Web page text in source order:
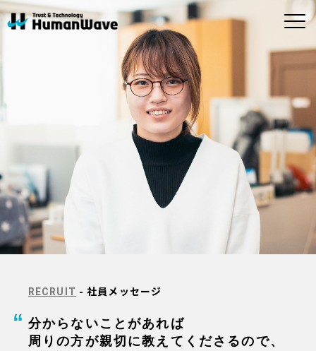
ヒューマンウェイブについ
MORE
企業理念・ビジョ
ン
社長メッセージ
会社概要 拠点一覧
MORE
半導体 ビルメンテナンス
アウトソーシン
グ・人材（人財）
紹介
メディカル
システム・ソフト
お問い合わせ
商品のお問い合わ
RECRUIT - 社員メッセージ
分からないことがあれば
周りの方が親切に教えてくださるので、